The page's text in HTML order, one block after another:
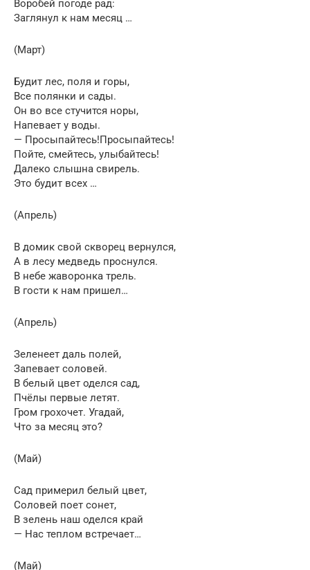
Воробей погоде рад:
Заглянул к нам месяц …
(Март)
Будит лес, поля и горы,
Все полянки и сады.
Он во все стучится норы,
Напевает у воды.
— Просыпайтесь!Просыпайтесь!
Пойте, смейтесь, улыбайтесь!
Далеко слышна свирель.
Это будит всех …
(Апрель)
В домик свой скворец вернулся,
А в лесу медведь проснулся.
В небе жаворонка трель.
В гости к нам пришел…
(Апрель)
Зеленеет даль полей,
Запевает соловей.
В белый цвет оделся сад,
Пчёлы первые летят.
Гром грохочет. Угадай,
Что за месяц это?
(Май)
Сад примерил белый цвет,
Соловей поет сонет,
В зелень наш оделся край
— Нас теплом встречает…
(Май)